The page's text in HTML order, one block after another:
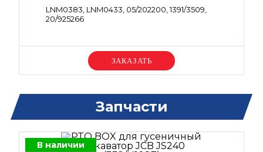
LNM0383, LNM0433, 05/202200, 1391/3509,
20/925266
Уточняйте цену
Запчасти
В наличии